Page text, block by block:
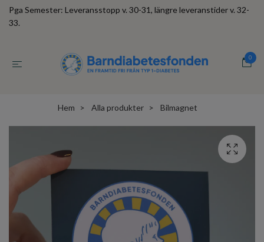
Pga Semester: Leveransstopp v. 30-31, längre leveranstider v. 32-
33.
0
Hem Alla produkter Bilmagnet